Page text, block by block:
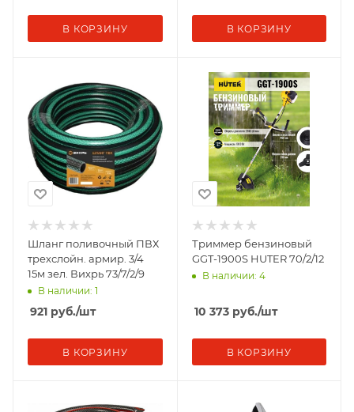
В КОРЗИНУ В КОРЗИНУ
Шланг поливочный ПВХ
трехслойн. армир. 3/4
15м зел. Вихрь 73/7/2/9
В наличии: 1
921 руб./шт
В КОРЗИНУ
Триммер бензиновый
GGT-1900S HUTER 70/2/12
В наличии: 4
10 373руб./шт
В КОРЗИНУ